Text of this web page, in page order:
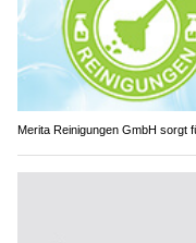
Merita Reinigungen GmbH sorgt